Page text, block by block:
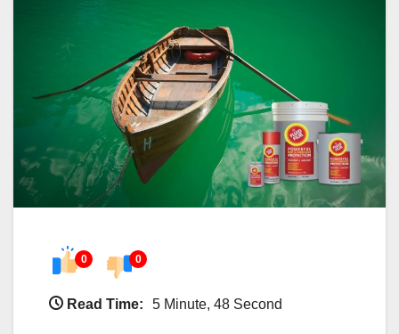
0 0
Read Time: 5 Minute, 48 Second